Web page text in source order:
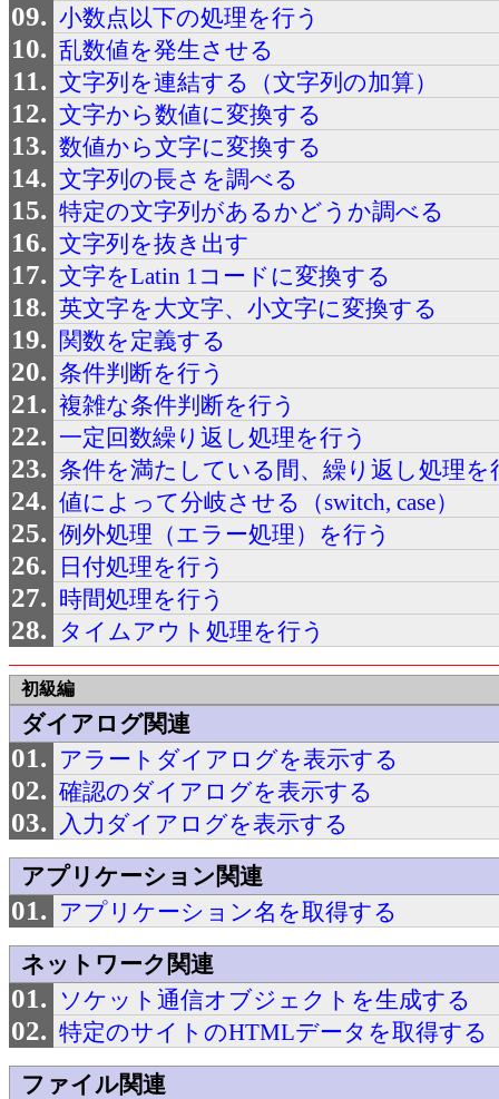
小数点以下の処理を行う
乱数値を発生させる
文字列を連結する（文字列の加算）
文字から数値に変換する
数値から文字に変換する
文字列の長さを調べる
特定の文字列があるかどうか調べる
文字列を抜き出す
文字をLatin 1コードに変換する
英文字を大文字、小文字に変換する
関数を定義する
条件判断を行う
複雑な条件判断を行う
一定回数繰り返し処理を行う
条件を満たしている間、繰り返し処理を
値によって分岐させる（switch, case）
例外処理（エラー処理）を行う
日付処理を行う
時間処理を行う
タイムアウト処理を行う
初級編
ダイアログ関連
アラートダイアログを表示する
確認のダイアログを表示する
入力ダイアログを表示する
アプリケーション関連
アプリケーション名を取得する
ネットワーク関連
ソケット通信オブジェクトを生成する
特定のサイトのHTMLデータを取得する
ファイル関連